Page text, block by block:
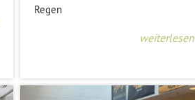
Regen
weiterlesen